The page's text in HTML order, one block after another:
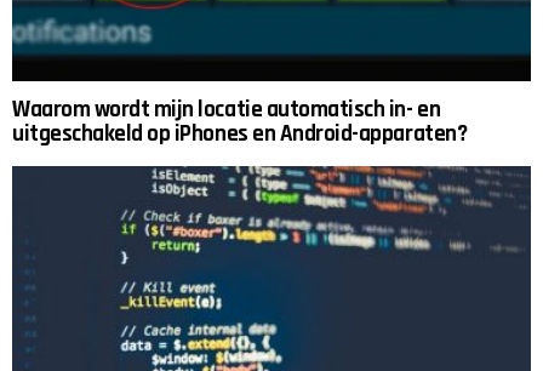
Waarom wordt mijn locatie automatisch in- en
uitgeschakeld op iPhones en Android-apparaten?